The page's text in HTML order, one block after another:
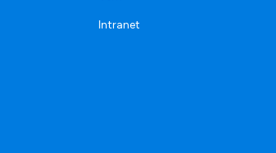
Intranet